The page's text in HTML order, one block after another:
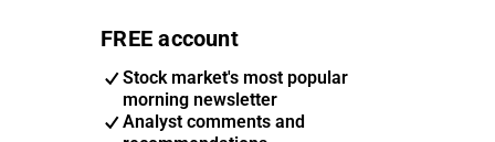
FREE account
Stock market's most popular
morning newsletter
Analyst comments and